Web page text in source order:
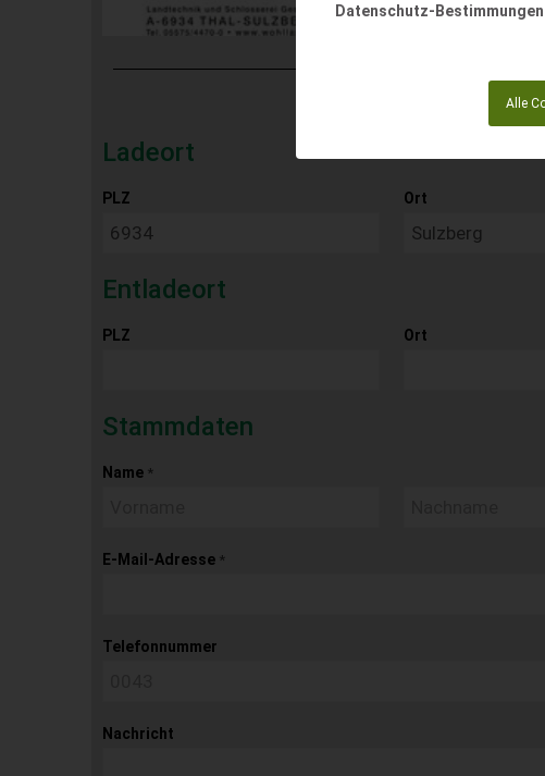
Datenschutz-Bestimmungen
Alle
Ladeort
PLZ Ort
Entladeort
PLZ Ort
Stammdaten
Name *
E-Mail-Adresse *
Telefonnummer
Nachricht